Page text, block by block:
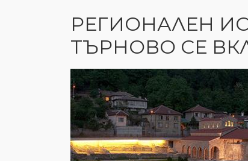
РЕГИОНАЛЕН
ТЪРНОВО СЕ